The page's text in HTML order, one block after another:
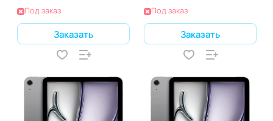
Под заказ
Заказать
Под заказ
Заказать